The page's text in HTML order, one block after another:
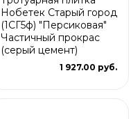
Нобетек Старый город
(1СГ5ф) "Персиковая"
Частичный прокрас
(серый цемент)
1 927.00 руб.